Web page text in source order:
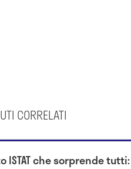
CORRELATI
ISTAT che sorprende tutti: